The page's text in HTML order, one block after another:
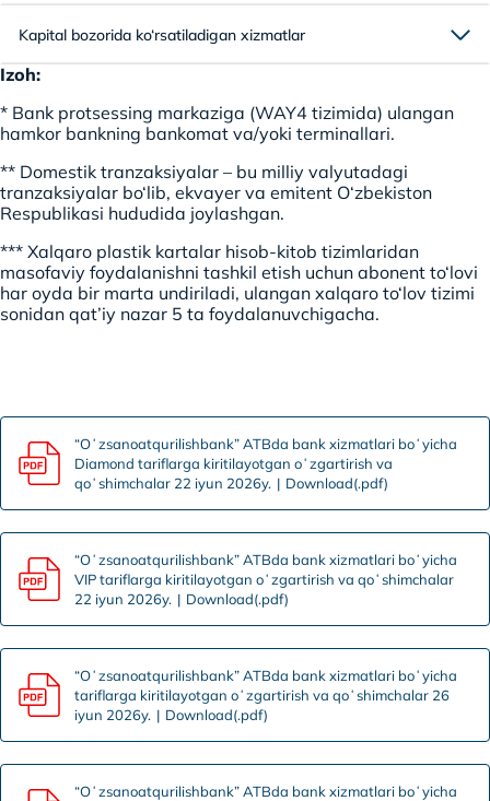
Kapital bozorida ko‘rsatiladigan xizmatlar
Izoh:
* Bank protsessing markaziga (WAY4 tizimida) ulangan
hamkor bankning bankomat va/yoki terminallari.
** Domestik tranzaksiyalar – bu milliy valyutadagi
tranzaksiyalar bo‘lib, ekvayer va emitent O‘zbekiston
Respublikasi hududida joylashgan.
*** Xalqaro plastik kartalar hisob-kitob tizimlaridan
masofaviy foydalanishni tashkil etish uchun abonent to‘lovi
har oyda bir marta undiriladi, ulangan xalqaro to‘lov tizimi
sonidan qat’iy nazar 5 ta foydalanuvchigacha.
“Oʻzsanoatqurilishbank” ATBda bank xizmatlari boʻyicha
Diamond tariflarga kiritilayotgan oʻzgartirish va
qoʻshimchalar 22 iyun 2026y.
Download(.pdf)
“Oʻzsanoatqurilishbank” ATBda bank xizmatlari boʻyicha
VIP tariflarga kiritilayotgan oʻzgartirish va qoʻshimchalar
22 iyun 2026y.
Download(.pdf)
“Oʻzsanoatqurilishbank” ATBda bank xizmatlari boʻyicha
tariflarga kiritilayotgan oʻzgartirish va qoʻshimchalar 26
iyun 2026y.
Download(.pdf)
“Oʻzsanoatqurilishbank” ATBda bank xizmatlari boʻyicha